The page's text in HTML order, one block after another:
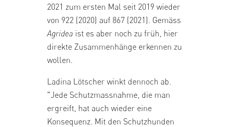
2021 zum ersten Mal seit 2019 wieder
von 922 (2020) auf 867 (2021). Gemäss
Agridea ist es aber noch zu früh, hier
direkte Zusammenhänge erkennen zu
wollen.
Ladina Lötscher winkt dennoch ab.
"Jede Schutzmassnahme, die man
ergreift, hat auch wieder eine
Konsequenz. Mit den Schutzhunden